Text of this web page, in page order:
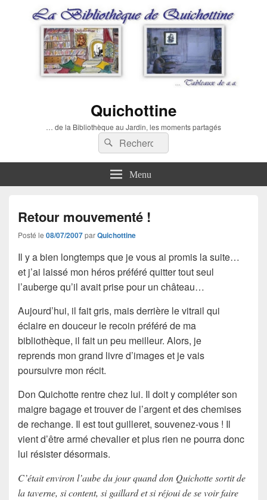
Quichottine
… de la Bibliothèque au Jardin, les moments partagés
Recherche :
Rechercher
Menu
Retour mouvementé !
Posté le 08/07/2007parQuichottine
Il y a bien longtemps que je vous ai promis la suite…
et j’ai laissé mon héros préféré quitter tout seul
l’auberge qu’il avait prise pour un château…
Aujourd’hui, il fait gris, mais derrière le vitrail qui
éclaire en douceur le recoin préféré de ma
bibliothèque, il fait un peu meilleur. Alors, je
reprends mon grand livre d’images et je vais
poursuivre mon récit.
Don Quichotte rentre chez lui. Il doit y compléter son
maigre bagage et trouver de l’argent et des chemises
de rechange. Il est tout guilleret, souvenez-vous ! Il
vient d’être armé chevalier et plus rien ne pourra donc
lui résister désormais.
C’était environ l’aube du jour quand don Quichotte sortit de
la taverne, si content, si gaillard et si réjoui de se voir faire